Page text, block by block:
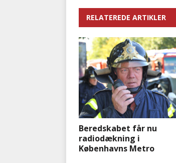
RELATEREDE ARTIKLER
Beredskabet får nu
radiodækning i
Københavns Metro